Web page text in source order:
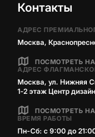
Контакты
АДРЕС
Москва,
ПОСМОТРЕТЬ
АДРЕС
Москва, ул. Нижняя
1‑2 этаж Центр
ПОСМОТРЕТЬ
ВРЕМЯ РАБОТЫ
Пн-Сб: с 9:00 до